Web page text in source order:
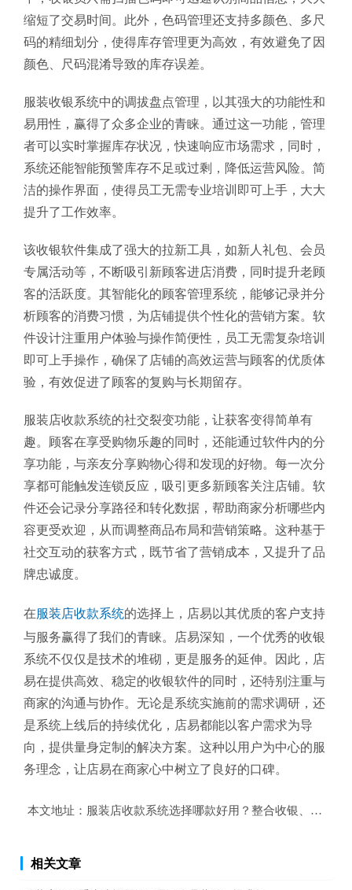
缩短了交易时间。此外，色码管理还支持多颜色、多尺
码的精细划分，使得库存管理更为高效，有效避免了因
颜色、尺码混淆导致的库存误差。
服装收银系统中的调拔盘点管理，以其强大的功能性和
易用性，赢得了众多企业的青睐。通过这一功能，管理
者可以实时掌握库存状况，快速响应市场需求，同时，
系统还能智能预警库存不足或过剩，降低运营风险。简
洁的操作界面，使得员工无需专业培训即可上手，大大
提升了工作效率。
该收银软件集成了强大的拉新工具，如新人礼包、会员
专属活动等，不断吸引新顾客进店消费，同时提升老顾
客的活跃度。其智能化的顾客管理系统，能够记录并分
析顾客的消费习惯，为店铺提供个性化的营销方案。软
件设计注重用户体验与操作简便性，员工无需复杂培训
即可上手操作，确保了店铺的高效运营与顾客的优质体
验，有效促进了顾客的复购与长期留存。
服装店收款系统的社交裂变功能，让获客变得简单有
趣。顾客在享受购物乐趣的同时，还能通过软件内的分
享功能，与亲友分享购物心得和发现的好物。每一次分
享都可能触发连锁反应，吸引更多新顾客关注店铺。软
件还会记录分享路径和转化数据，帮助商家分析哪些内
容更受欢迎，从而调整商品布局和营销策略。这种基于
社交互动的获客方式，既节省了营销成本，又提升了品
牌忠诚度。
在服装店收款系统的选择上，店易以其优质的客户支持
与服务赢得了我们的青睐。店易深知，一个优秀的收银
系统不仅仅是技术的堆砌，更是服务的延伸。因此，店
易在提供高效、稳定的收银软件的同时，还特别注重与
商家的沟通与协作。无论是系统实施前的需求调研，还
是系统上线后的持续优化，店易都能以客户需求为导
向，提供量身定制的解决方案。这种以用户为中心的服
务理念，让店易在商家心中树立了良好的口碑。
本文地址： 服装店收款系统选择哪款好用？整合收银、库存、
相关文章